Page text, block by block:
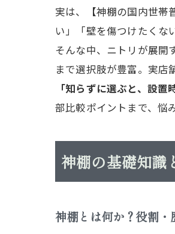
実は、【神棚の国内世帯
い」「壁を傷つけたくな
そんな中、ニトリが展開
まで選択肢が豊富。実店
「知らずに選ぶと、設
部比較ポイントまで、悩
神棚の基礎知識
神棚とは何か？役割